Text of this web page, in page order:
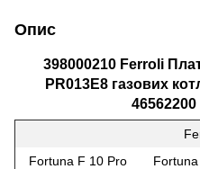
Опис
398000210 Ferroli
PR013E8 газових
46562200
Fortuna F 10 Pro